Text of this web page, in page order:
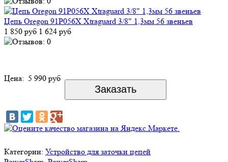
Цепь Oregon 91P056X Xtraguard 3/8" 1,3мм 56 звеньев
1 850 руб 1 624 руб
Цена: 5 990 руб
Категории: Устройство для заточки цепей